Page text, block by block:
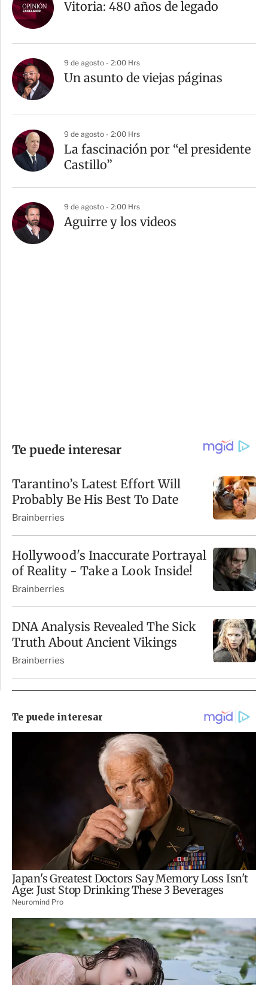
Vitoria: 480 años de legado
9 de agosto - 2:00 Hrs
Un asunto de viejas páginas
9 de agosto - 2:00 Hrs
La fascinación por “el presidente
Castillo”
9 de agosto - 2:00 Hrs
Aguirre y los videos